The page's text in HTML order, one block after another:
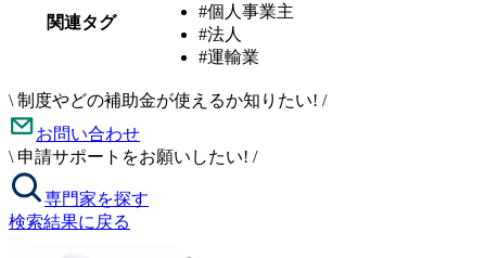
関連タグ
#個人事業主
#法人
#運輸業
\ 制度やどの補助金が使えるか知りたい! /
お問い合わせ
\ 申請サポートをお願いしたい! /
専門家を探す
検索結果に戻る